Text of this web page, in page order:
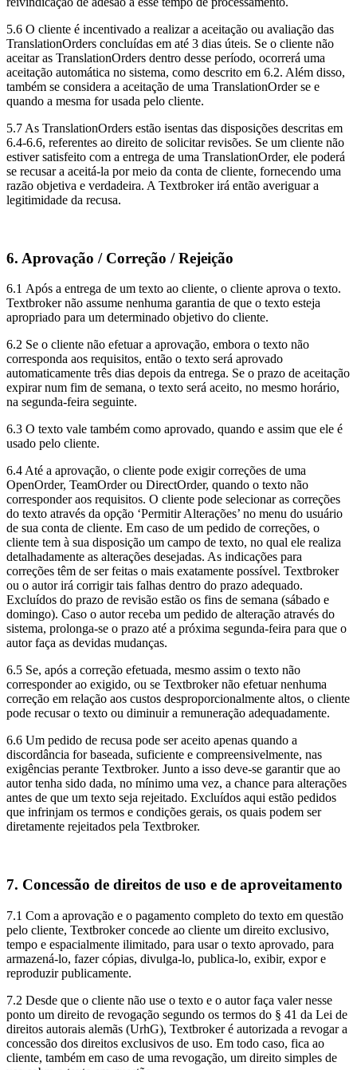
5.6 O cliente é incentivado a realizar a aceitação ou avaliação das
TranslationOrders concluídas em até 3 dias úteis. Se o cliente não
aceitar as TranslationOrders dentro desse período, ocorrerá uma
aceitação automática no sistema, como descrito em 6.2. Além disso,
também se considera a aceitação de uma TranslationOrder se e
quando a mesma for usada pelo cliente.
5.7 As TranslationOrders estão isentas das disposições descritas em
6.4-6.6, referentes ao direito de solicitar revisões. Se um cliente não
estiver satisfeito com a entrega de uma TranslationOrder, ele poderá
se recusar a aceitá-la por meio da conta de cliente, fornecendo uma
razão objetiva e verdadeira. A Textbroker irá então averiguar a
legitimidade da recusa.
6. Aprovação / Correção / Rejeição
6.1 Após a entrega de um texto ao cliente, o cliente aprova o texto.
Textbroker não assume nenhuma garantia de que o texto esteja
apropriado para um determinado objetivo do cliente.
6.2 Se o cliente não efetuar a aprovação, embora o texto não
corresponda aos requisitos, então o texto será aprovado
automaticamente três dias depois da entrega. Se o prazo de aceitação
expirar num fim de semana, o texto será aceito, no mesmo horário,
na segunda-feira seguinte.
6.3 O texto vale também como aprovado, quando e assim que ele é
usado pelo cliente.
6.4 Até a aprovação, o cliente pode exigir correções de uma
OpenOrder, TeamOrder ou DirectOrder, quando o texto não
corresponder aos requisitos. O cliente pode selecionar as correções
do texto através da opção ‘Permitir Alterações’ no menu do usuário
de sua conta de cliente. Em caso de um pedido de correções, o
cliente tem à sua disposição um campo de texto, no qual ele realiza
detalhadamente as alterações desejadas. As indicações para
correções têm de ser feitas o mais exatamente possível. Textbroker
ou o autor irá corrigir tais falhas dentro do prazo adequado.
Excluídos do prazo de revisão estão os fins de semana (sábado e
domingo). Caso o autor receba um pedido de alteração através do
sistema, prolonga-se o prazo até a próxima segunda-feira para que o
autor faça as devidas mudanças.
6.5 Se, após a correção efetuada, mesmo assim o texto não
corresponder ao exigido, ou se Textbroker não efetuar nenhuma
correção em relação aos custos desproporcionalmente altos, o cliente
pode recusar o texto ou diminuir a remuneração adequadamente.
6.6 Um pedido de recusa pode ser aceito apenas quando a
discordância for baseada, suficiente e compreensivelmente, nas
exigências perante Textbroker. Junto a isso deve-se garantir que ao
autor tenha sido dada, no mínimo uma vez, a chance para alterações
antes de que um texto seja rejeitado. Excluídos aqui estão pedidos
que infrinjam os termos e condições gerais, os quais podem ser
diretamente rejeitados pela Textbroker.
7. Concessão de direitos de uso e de aproveitamento
7.1 Com a aprovação e o pagamento completo do texto em questão
pelo cliente, Textbroker concede ao cliente um direito exclusivo,
tempo e espacialmente ilimitado, para usar o texto aprovado, para
armazená-lo, fazer cópias, divulga-lo, publica-lo, exibir, expor e
reproduzir publicamente.
7.2 Desde que o cliente não use o texto e o autor faça valer nesse
ponto um direito de revogação segundo os termos do § 41 da Lei de
direitos autorais alemãs (UrhG), Textbroker é autorizada a revogar a
concessão dos direitos exclusivos de uso. Em todo caso, fica ao
cliente, também em caso de uma revogação, um direito simples de